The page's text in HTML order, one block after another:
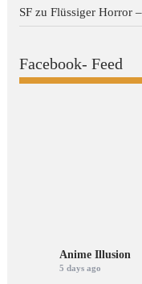
SF zuFlüssiger Horror
Facebook- Feed
Anime Illusion
5 days ago